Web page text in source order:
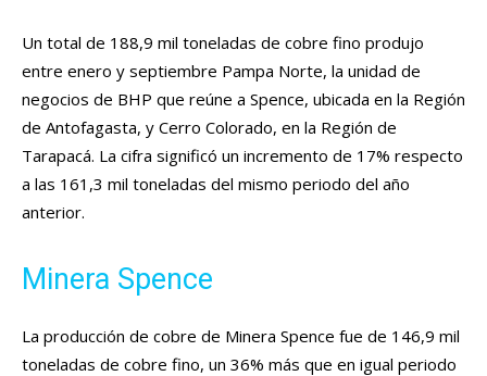
Un total de 188,9 mil toneladas de cobre fino produjo
entre enero y septiembre Pampa Norte, la unidad de
negocios de BHP que reúne a Spence, ubicada en la Región
de Antofagasta, y Cerro Colorado, en la Región de
Tarapacá. La cifra significó un incremento de 17% respecto
a las 161,3 mil toneladas del mismo periodo del año
anterior.
Minera Spence
La producción de cobre de Minera Spence fue de 146,9 mil
toneladas de cobre fino, un 36% más que en igual periodo